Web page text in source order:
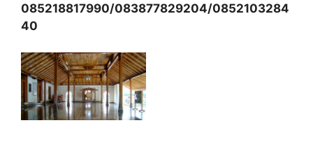
085218817990/083877829204/0852103284
40